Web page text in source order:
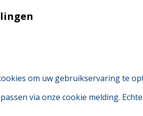
om uw gebruikservaring te
via onze cookie melding.